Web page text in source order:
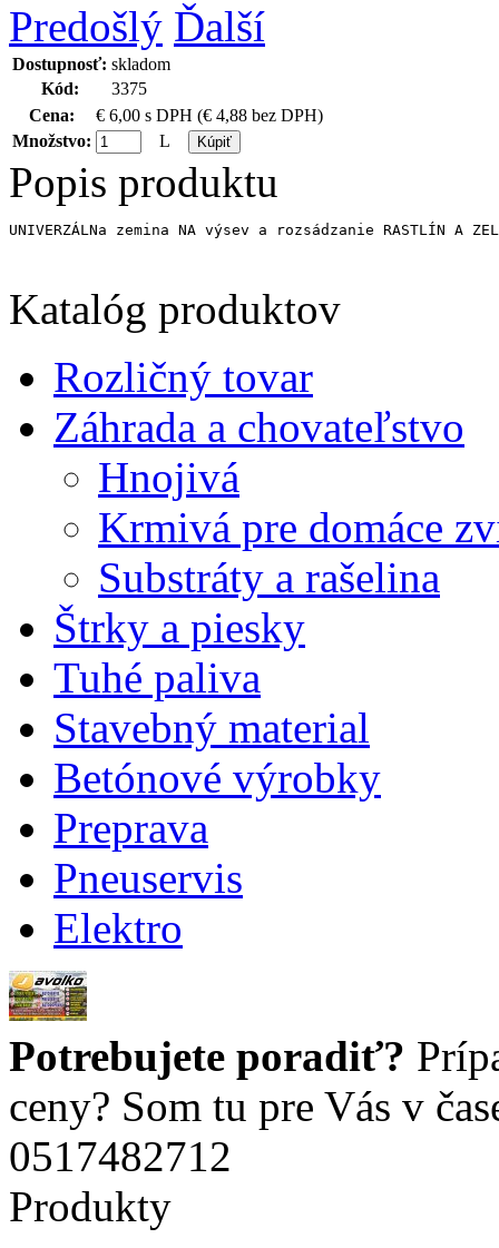
Predošlý Ďalší
Dostupnosť: skladom
Kód:
3375
Cena:
€ 6,00 s DPH (€ 4,88 bez DPH)
Množstvo:
L
Popis produktu
UNIVERZÁLNa zemina NA výsev a rozsádzanie
Katalóg produktov
Rozličný tovar
Záhrada a chovateľstvo
Hnojivá
Krmivá pre domáce
Substráty a rašelina
Štrky a piesky
Tuhé paliva
Stavebný material
Betónové výrobky
Preprava
Pneuservis
Elektro
Potrebujete poradiť?
ceny? Som tu pre Vás v
0517482712
Produkty